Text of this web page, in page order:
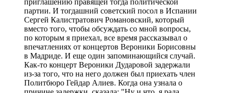
партии. И тогдашний советский посол в Испании
Сергей Калистратович Романовский, который
вместо того, чтобы обсуждать со мной вопросы,
по которым я приехал, все время рассказывал о
впечатлениях от концертов Вероники Борисовны
в Мадриде. И еще один запоминающийся случай.
Как-то концерт Вероники Дударовой задержали
из-за того, что на него должен был приехать член
Политбюро Гейдар Алиев. Когда она узнала о